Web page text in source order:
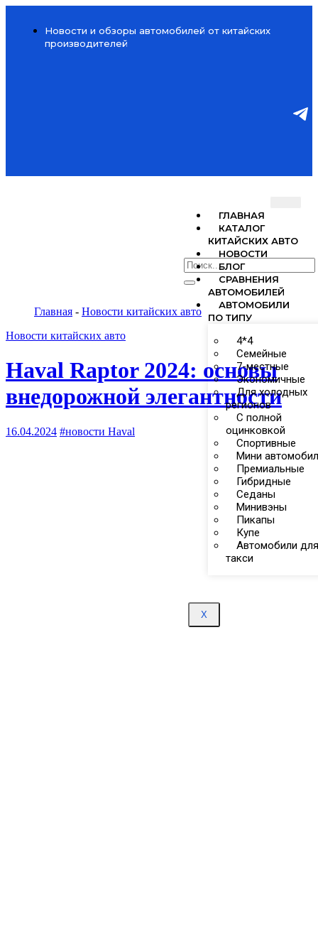
Новости и обзоры автомобилей от китайских
производителей
ГЛАВНАЯ
КАТАЛОГ
КИТАЙСКИХ АВТО
НОВОСТИ
БЛОГ
СРАВНЕНИЯ
АВТОМОБИЛЕЙ
АВТОМОБИЛИ
ПО ТИПУ
4*4
Семейные
7-местные
Экономичные
Для холодных
регионов
С полной
оцинковкой
Спортивные
Мини
Премиальные
Гибридные
Седаны
Минивэны
Пикапы
Купе
Автомобили
такси
X
Главная - Новости китайских авто
Новости китайских авто
Haval Raptor 2024: основы
внедорожной элегантности
16.04.2024 #новости Haval